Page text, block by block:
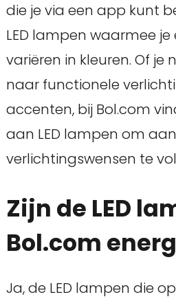
die je via een app kunt
LED lampen waarmee
variëren in kleuren. Of je
naar functionele
accenten, bij Bol.com
aan LED lampen om
verlichtingswensen te
Zijn de LED
Bol.com
Ja, de LED lampen die